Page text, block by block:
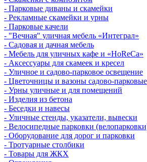
- Парковые диваны и скамейки
- Рекламные скамейки и урны
- Парковые качели
- "Вечная" уличная мебель «Интеграл»
- Садовая и дачная мебель
- Мебель для уличных кафе и «HoReCa»
- Аксессуары для скамеек и кресел
- Уличное и садово-парковое освещение
- Цветочницы и вазоны садово-парковые
- Урны уличные и для помещений
- Изделия из бетона
- Беседки и навесы
- Уличные стенды, указатели, вывески
- Велосипедные парковки
- Оборудование для дорог и парковки
- Тротуарные столбики
- Товары для ЖКХ